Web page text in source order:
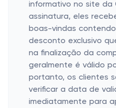
informativo no site da
assinatura, eles
boas-vindas
desconto exclusivo
na finalização da
geralmente é válido
portanto, os clientes
verificar a data de
imediatamente para